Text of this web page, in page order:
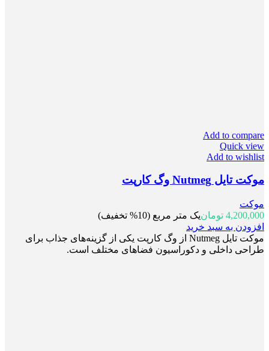
Add to compare
Quick view
Add to wishlist
موکت تایل Nutmeg وگ کارپت
موکت
4,200,000 تومانیک متر مربع (10% تخفیف)
افزودن به سبد خرید
موکت تایل Nutmeg از وگ کارپت یکی از گزینه‌های جذاب برای
طراحی داخلی و دکوراسیون فضاهای مختلف است.